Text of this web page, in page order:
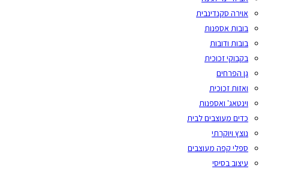
אוירה סקנדינבית
בובות אספנות
בובות ודובות
בקבוקי זכוכית
גן הפרחים
ואזות זכוכית
וינטאג' ואספנות
כדים מעוצבים לבית
נוצץ ויוקרתי
ספלי קפה מעוצבים
עיצוב בסיסי